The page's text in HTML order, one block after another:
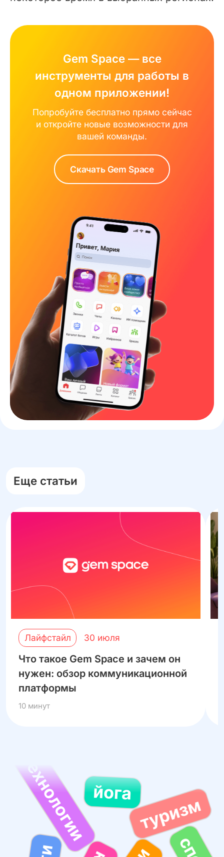
Gem Space — все
инструменты для работы в
одном приложении!
Попробуйте бесплатно прямо сейчас
и откройте новые возможности для
вашей команды.
Скачать Gem Space
Еще статьи
Лайфстайл 30 июля
Что такое Gem Space и зачем он
нужен: обзор коммуникационной
платформы
10 минут